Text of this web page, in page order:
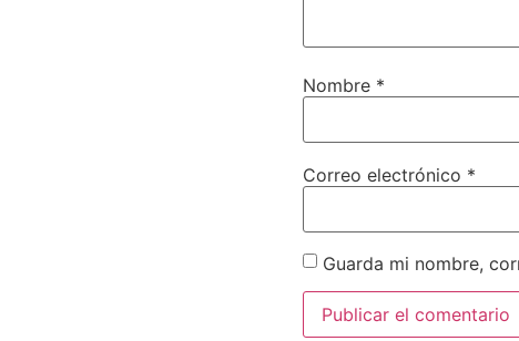
Nombre *
Correo electrónico *
Guarda mi nombre,